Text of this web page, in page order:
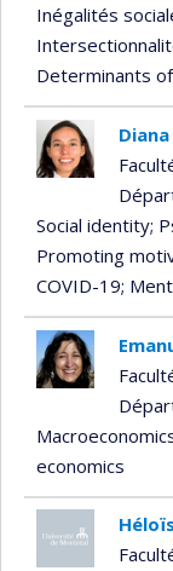
Inégalités
Determinants
Social identity;
Promoting
COVID-19;
economics